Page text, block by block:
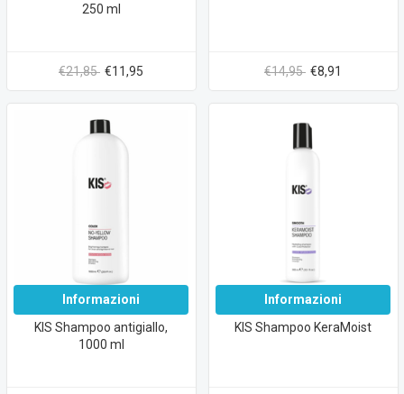
250 ml
€21,85 €11,95 €14,95 €8,91
Informazioni
KIS Shampoo antigiallo,
1000 ml
Informazioni
KIS Shampoo KeraMoist